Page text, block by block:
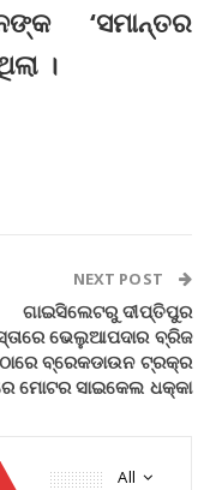
‘ସମାନ୍ତର
।
NEXT POST
ଗାଇସିଲେଟରୁ ଦୀପ୍ତିପୁର
ଭେଲୁଆପଦାର ବ୍ରିଜ
ଠାରେ ବ୍ରେକଡାଉନ ଟ୍ରକ୍‌ର
ମୋଟର ସାଇକେଲ ଧକ୍କା
All